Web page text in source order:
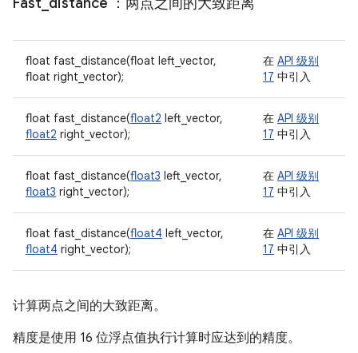
float fast_distance(float left_vector,
float right_vector);
在 API 级别
17 中引入
float fast_distance(float2 left_vector,
float2 right_vector);
在 API 级别
17 中引入
float fast_distance(float3 left_vector,
float3 right_vector);
在 API 级别
17 中引入
float fast_distance(float4 left_vector,
float4 right_vector);
在 API 级别
17 中引入
计算两点之间的大致距离。
精度是使用 16 位浮点值执行计算时应达到的精度。